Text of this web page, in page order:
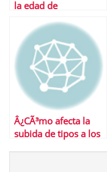
la edad de
jubilaciÃ³n?
Â¿CÃ³mo afecta la
subida de tipos a los